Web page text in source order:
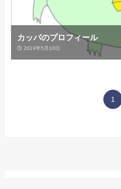
カッパのプロフィール
2019年5月10日
1